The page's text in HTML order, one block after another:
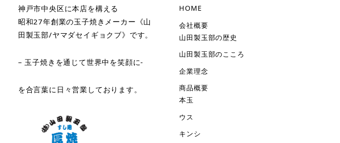
神戸市中央区に本店を構える
昭和27年創業の玉子焼きメーカー《山
田製玉部/ヤマダセイギョクブ》です。
– 玉子焼きを通じて世界中を笑顔に-
を合言葉に日々営業しております。
HOME
会社概要
山田製玉部の歴史
山田製玉部のこころ
企業理念
商品概要
本玉
ウス
キンシ